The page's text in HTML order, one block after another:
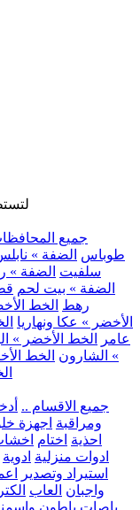
.. جميع
طوباس الضفة »
سلفيت الضفة »
الضفة » بيت لحم
رهط الخط
الأخضر » عكا ونهاريا
عامر
الخط الأخضر »
» الشارون الخط
.. جميع الاقسام ..
ومراقبة اجهزة
احذية اختام
ادوات منزلية ادوية
استيراد وتصدير
واجبان العاب
باصات باطون